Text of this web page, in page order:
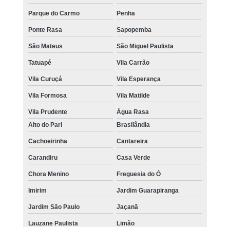
Parque do Carmo Penha
Ponte Rasa Sapopemba
São Mateus São Miguel Paulista
Tatuapé Vila Carrão
Vila Curuçá Vila Esperança
Vila Formosa Vila Matilde
Vila Prudente
Água Rasa
Alto do Pari
Brasilândia
Cachoeirinha Cantareira
Carandiru Casa Verde
Chora Menino Freguesia do Ó
Imirim Jardim Guarapiranga
Jardim São Paulo Jaçanã
Lauzane Paulista Limão